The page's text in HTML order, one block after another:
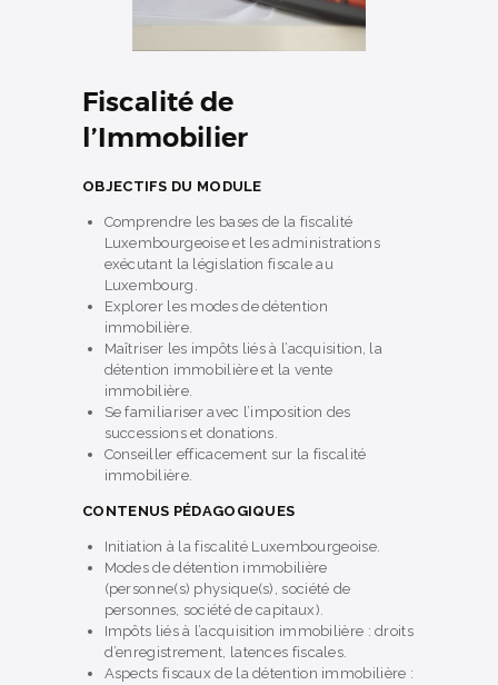
Fiscalité de
l’Immobilier
OBJECTIFS DU MODULE
Comprendre les bases de la fiscalité
Luxembourgeoise et les administrations
exécutant la législation fiscale au
Luxembourg.
Explorer les modes de détention
immobilière.
Maîtriser les impôts liés à l’acquisition, la
détention immobilière et la vente
immobilière.
Se familiariser avec l’imposition des
successions et donations.
Conseiller efficacement sur la fiscalité
immobilière.
CONTENUS PÉDAGOGIQUES
Initiation à la fiscalité Luxembourgeoise.
Modes de détention immobilière
(personne(s) physique(s), société de
personnes, société de capitaux).
Impôts liés à l’acquisition immobilière : droits
d’enregistrement, latences fiscales.
Aspects fiscaux de la détention immobilière :